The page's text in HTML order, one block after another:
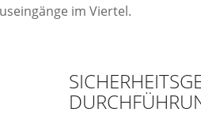
im Viertel.